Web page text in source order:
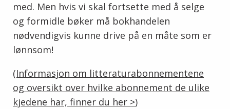
med. Men hvis vi skal fortsette med å selge
og formidle bøker må bokhandelen
nødvendigvis kunne drive på en måte som er
lønnsom!
(Informasjon om litteraturabonnementene
og oversikt over hvilke abonnement de ulike
kjedene har, finner du her >)